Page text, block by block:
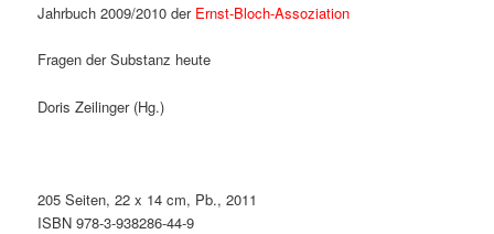
Jahrbuch 2009/2010 der Ernst-Bloch-Assoziation
Fragen der Substanz heute
Doris Zeilinger (Hg.)
205 Seiten, 22 x 14 cm, Pb., 2011
ISBN 978-3-938286-44-9